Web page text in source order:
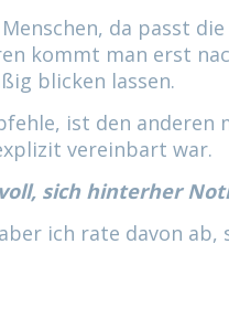
da passt
kommt man erst
blicken lassen.
ist den
vereinbart war.
sich hinterher
ich rate davon ab,